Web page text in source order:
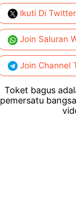
Ikuti Di Twitter
Join Saluran
Join Channel
Toket bagus
pemersatu